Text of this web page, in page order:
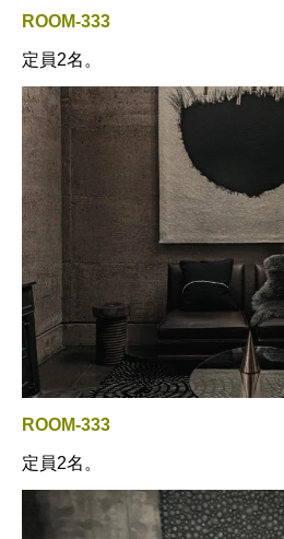
ROOM-333
定員2名。
ROOM-333
定員2名。